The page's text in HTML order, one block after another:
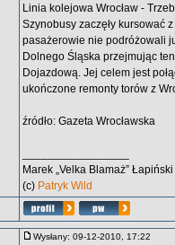
Linia kolejowa Wrocław -
Szynobusy zaczęły kursować
pasażerowie nie podróżowali
Dolnego Śląska przejmując
Dojazdową. Jej celem jest
ukończone remonty torów z
źródło: Gazeta Wrocławska
Marek „Velka Blamaż”
(c) Patryk Wild
Wysłany: 09-12-2010, 17:22